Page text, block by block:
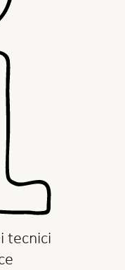
tecnici